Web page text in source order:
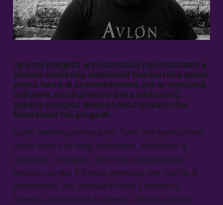
I grandi progetti architettonici nell’Amazzonia
stanno rendendo inabitabili territori che prima
erano fonte di sostentamento per le comunità
indigene, con il silenzio della istituzioni,
spesso complici delle società private che
finanziano tali progetti.
Quelli dell’Amazzonia sono fiumi che hanno visto
molte cose che oggi, purtroppo, stentiamo a
ricordare. Il sangue che le loro acque hanno
portato via non è l’unica memoria che rischia di
scomparire. Nei giornali di tutto il mondo la
foresta amazzonica è spesso utilizzata come